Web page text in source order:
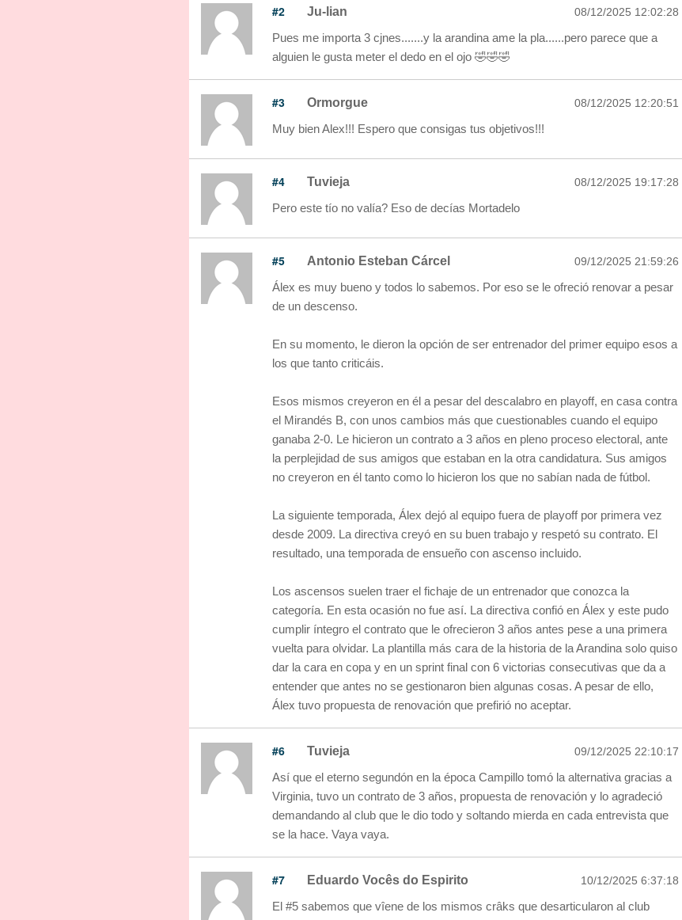
#2 Ju-lian 08/12/2025 12:02:28
Pues me importa 3 cjnes.......y la arandina ame la pla......pero parece que a
alguien le gusta meter el dedo en el ojo 🤣🤣🤣
#3 Ormorgue 08/12/2025 12:20:51
Muy bien Alex!!! Espero que consigas tus objetivos!!!
#4 Tuvieja 08/12/2025 19:17:28
Pero este tío no valía? Eso de decías Mortadelo
#5 Antonio Esteban Cárcel 09/12/2025 21:59:26
Álex es muy bueno y todos lo sabemos. Por eso se le ofreció renovar a pesar
de un descenso.
En su momento, le dieron la opción de ser entrenador del primer equipo esos a
los que tanto criticáis.
Esos mismos creyeron en él a pesar del descalabro en playoff, en casa contra
el Mirandés B, con unos cambios más que cuestionables cuando el equipo
ganaba 2-0. Le hicieron un contrato a 3 años en pleno proceso electoral, ante
la perplejidad de sus amigos que estaban en la otra candidatura. Sus amigos
no creyeron en él tanto como lo hicieron los que no sabían nada de fútbol.
La siguiente temporada, Álex dejó al equipo fuera de playoff por primera vez
desde 2009. La directiva creyó en su buen trabajo y respetó su contrato. El
resultado, una temporada de ensueño con ascenso incluido.
Los ascensos suelen traer el fichaje de un entrenador que conozca la
categoría. En esta ocasión no fue así. La directiva confió en Álex y este pudo
cumplir íntegro el contrato que le ofrecieron 3 años antes pese a una primera
vuelta para olvidar. La plantilla más cara de la historia de la Arandina solo quiso
dar la cara en copa y en un sprint final con 6 victorias consecutivas que da a
entender que antes no se gestionaron bien algunas cosas. A pesar de ello,
Álex tuvo propuesta de renovación que prefirió no aceptar.
#6 Tuvieja 09/12/2025 22:10:17
Así que el eterno segundón en la época Campillo tomó la alternativa gracias a
Virginia, tuvo un contrato de 3 años, propuesta de renovación y lo agradeció
demandando al club que le dio todo y soltando mierda en cada entrevista que
se la hace. Vaya vaya.
#7 Eduardo Vocês do Espirito 10/12/2025 6:37:18
El #5 sabemos que vîene de los mismos crâks que desarticularon al club